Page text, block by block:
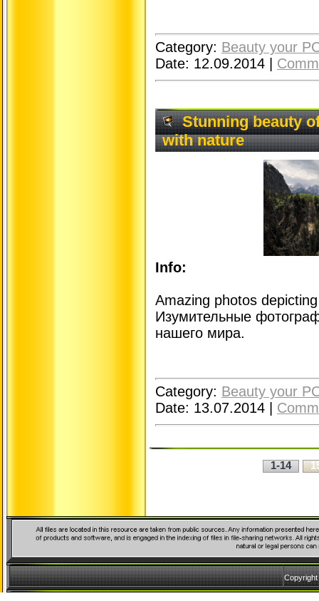
Category: Beauty your
Date: 12.09.2014
Stunning beauty
with nature
Info:
Amazing photos
Изумительные
нашего мира.
Category: Beauty your
Date: 13.07.2014
1-14